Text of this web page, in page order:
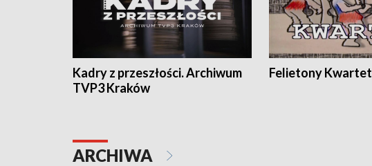
Kadry z przeszłości. Archiwum
TVP3 Kraków
Felietony Kwartet
ARCHIWA